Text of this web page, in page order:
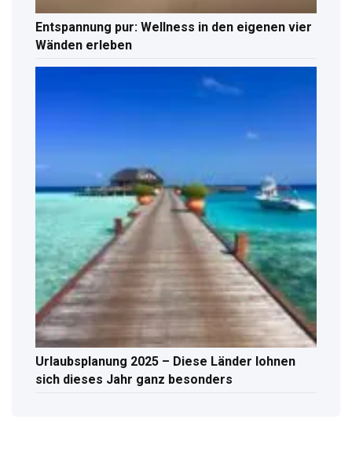
Entspannung pur: Wellness in den eigenen vier
Wänden erleben
Urlaubsplanung 2025 – Diese Länder lohnen
sich dieses Jahr ganz besonders